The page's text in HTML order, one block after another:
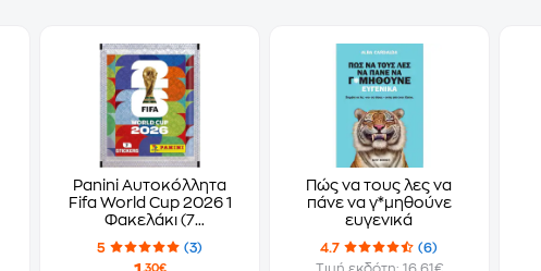
Panini Αυτοκόλλητα
Fifa World Cup 2026 1
Φακελάκι (7
Αυτοκόλλητα)
5 (3)
,30€
Πώς να τους λες να
πάνε να γ*μηθούνε
ευγενικά
4.7
(6)